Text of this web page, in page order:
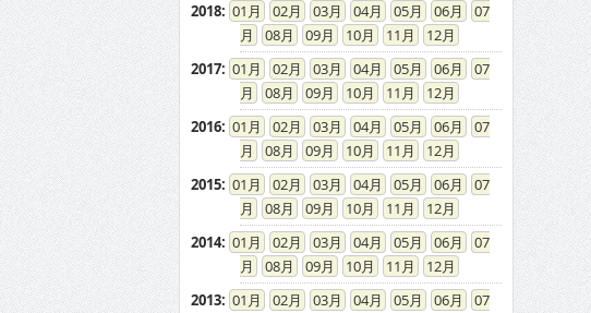
2018: 01 02 03 04 05 06
07
08
09 10 11
12
2017: 01 02 03 04 05 06
07
08
09 10 11
12
2016: 01 02 03 04 05 06
07
08
09 10 11
12
2015: 01 02 03 04 05 06
07
08
09 10 11
12
2014: 01 02 03 04 05 06
07
08
09 10 11
12
2013: 01 02 03 04 05 06
07